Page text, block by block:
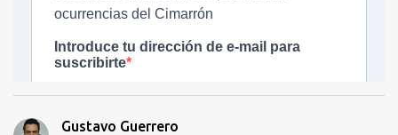
Gustavo Guerrero